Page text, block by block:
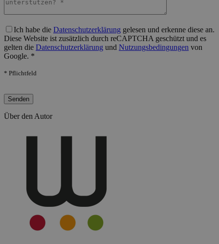
Ich habe die Datenschutzerklärung gelesen und erkenne diese an.
Diese Website ist zusätzlich durch reCAPTCHA geschützt und es
gelten die Datenschutzerklärung und Nutzungsbedingungen von
Google. *
* Pflichtfeld
Über den Autor